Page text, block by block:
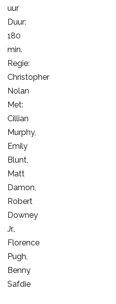
uur
Duur:
180
min.
Regie:
Christopher
Nolan
Met:
Cillian
Murphy,
Emily
Blunt,
Matt
Damon,
Robert
Downey
Jr.,
Florence
Pugh,
Benny
Safdie